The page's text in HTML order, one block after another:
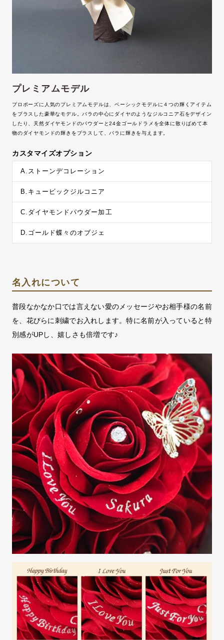
プレミアムモデル
プロポーズに人気のプレミアムモデルは、ベーシックモデルに４つの輝くアイテム
をプラスした豪華なモデル。バラの中心にダイヤのようなジルコニア石をデザイン
したり、天然ダイヤモンドのパウダーと24金ゴールドラメを全体に散りばめて本
物のダイヤモンドの輝きをプラスして、バラに輝きを与えます。
カスタマイズオプション
A.ストーンデコレーション
B.キュービックジルコニア
C.ダイヤモンドパウダー加工
D.ゴールド蝶々のオブジェ
名入れについて
普段なかなか口では言えない愛のメッセージやお相手様の名前
を、花びらに刺繍でお入れします。特に名前が入っていると特
別感がUPし、嬉しさも倍増です♪